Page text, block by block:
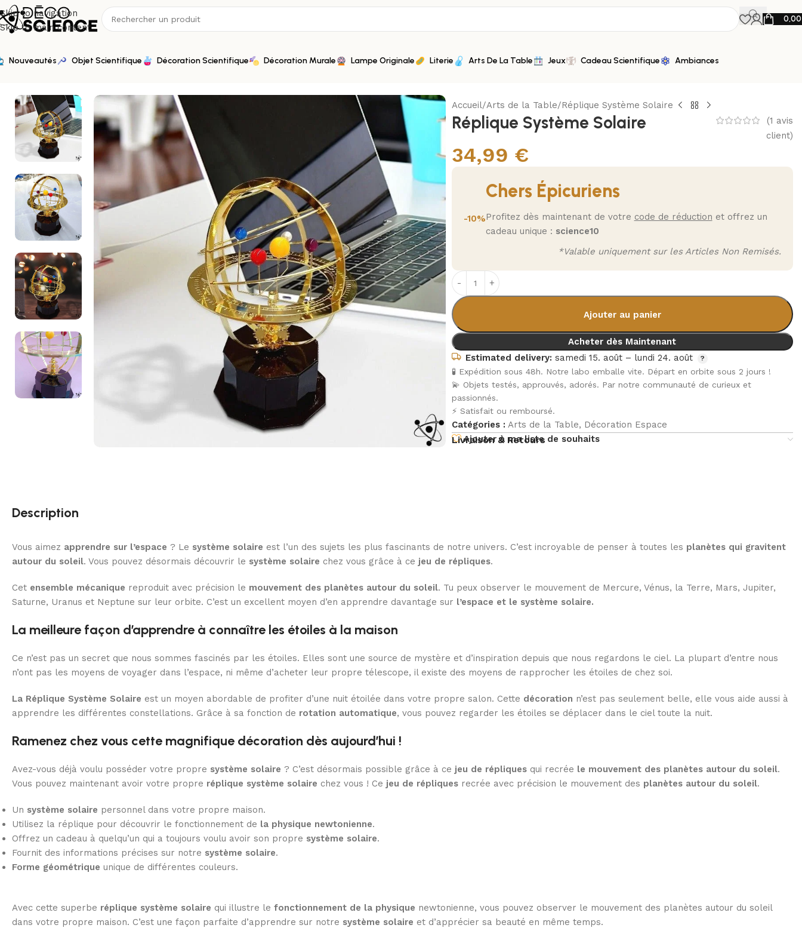
Skip to navigation
Skip to main content
Nouveautés Objet Scientifique Décoration Scientifique Décoration Murale Lampe Originale Literie Arts De La Table Jeux Cadeau Scientifique Ambiances
Accueil Arts de la Table Réplique Système Solaire
Réplique Système Solaire (1 avis
client)
34,99 €
-10%
Chers Épicuriens
Profitez dès maintenant de votre code de réduction et offrez un
cadeau unique : science10
*Valable uniquement sur les Articles Non Remisés.
Ajouter au panier
Acheter dès Maintenant
Estimated delivery: samedi 15. août – lundi 24. août
🧪 Expédition sous 48h. Notre labo emballe vite. Départ en orbite sous 2 jours !
💫 Objets testés, approuvés, adorés. Par notre communauté de curieux et
passionnés.
⚡ Satisfait ou remboursé.
Catégories : Arts de la Table, Décoration Espace
Ajouter à ma liste de souhaits
Livraison & Retours
Description
Vous aimez apprendre sur l’espace ? Le système solaire est l’un des sujets les plus fascinants de notre univers. C’est incroyable de penser à toutes les planètes qui gravitent
autour du soleil. Vous pouvez désormais découvrir le système solaire chez vous grâce à ce jeu de répliques.
Cet ensemble mécanique reproduit avec précision le mouvement des planètes autour du soleil. Tu peux observer le mouvement de Mercure, Vénus, la Terre, Mars, Jupiter,
Saturne, Uranus et Neptune sur leur orbite. C’est un excellent moyen d’en apprendre davantage sur l’espace et le système solaire.
La meilleure façon d’apprendre à connaître les étoiles à la maison
Ce n’est pas un secret que nous sommes fascinés par les étoiles. Elles sont une source de mystère et d’inspiration depuis que nous regardons le ciel. La plupart d’entre nous
n’ont pas les moyens de voyager dans l’espace, ni même d’acheter leur propre télescope, il existe des moyens de rapprocher les étoiles de chez soi.
La Réplique Système Solaire est un moyen abordable de profiter d’une nuit étoilée dans votre propre salon. Cette décoration n’est pas seulement belle, elle vous aide aussi à
apprendre les différentes constellations. Grâce à sa fonction de rotation automatique, vous pouvez regarder les étoiles se déplacer dans le ciel toute la nuit.
Ramenez chez vous cette magnifique décoration dès aujourd’hui !
Avez-vous déjà voulu posséder votre propre système solaire ? C’est désormais possible grâce à ce jeu de répliques qui recrée le mouvement des planètes autour du soleil.
Vous pouvez maintenant avoir votre propre réplique système solaire chez vous ! Ce jeu de répliques recrée avec précision le mouvement des planètes autour du soleil.
Un système solaire personnel dans votre propre maison.
Utilisez la réplique pour découvrir le fonctionnement de la physique newtonienne.
Offrez un cadeau à quelqu’un qui a toujours voulu avoir son propre système solaire.
Fournit des informations précises sur notre système solaire.
Forme géométrique unique de différentes couleurs.
Avec cette superbe réplique système solaire qui illustre le fonctionnement de la physique newtonienne, vous pouvez observer le mouvement des planètes autour du soleil
dans votre propre maison. C’est une façon parfaite d’apprendre sur notre système solaire et d’apprécier sa beauté en même temps.